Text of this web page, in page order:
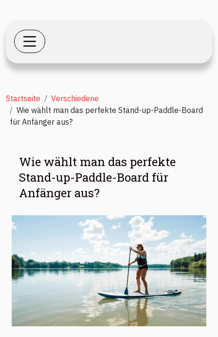
Startseite
Verschiedene
Wie wählt man das perfekte Stand-up-Paddle-Board
für Anfänger aus?
Wie wählt man das perfekte
Stand-up-Paddle-Board für
Anfänger aus?